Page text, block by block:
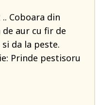
Coboara din
de aur cu fir de
da la peste.
Prinde pestisoru